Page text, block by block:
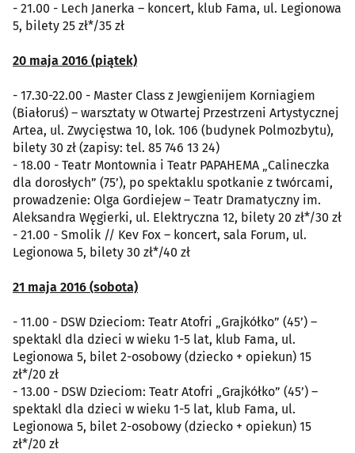
- 21.00 - Lech Janerka – koncert, klub Fama, ul. Legionowa
5, bilety 25 zł*/35 zł
20 maja 2016 (piątek)
- 17.30-22.00 - Master Class z Jewgienijem Korniagiem
(Białoruś) – warsztaty w Otwartej Przestrzeni Artystycznej
Artea, ul. Zwycięstwa 10, lok. 106 (budynek Polmozbytu),
bilety 30 zł (zapisy: tel. 85 746 13 24)
- 18.00 - Teatr Montownia i Teatr PAPAHEMA „Calineczka
dla dorosłych” (75’), po spektaklu spotkanie z twórcami,
prowadzenie: Olga Gordiejew – Teatr Dramatyczny im.
Aleksandra Węgierki, ul. Elektryczna 12, bilety 20 zł*/30 zł
- 21.00 - Smolik // Kev Fox – koncert, sala Forum, ul.
Legionowa 5, bilety 30 zł*/40 zł
21 maja 2016 (sobota)
- 11.00 - DSW Dzieciom: Teatr Atofri „Grajkółko” (45’) –
spektakl dla dzieci w wieku 1-5 lat, klub Fama, ul.
Legionowa 5, bilet 2-osobowy (dziecko + opiekun) 15
zł*/20 zł
- 13.00 - DSW Dzieciom: Teatr Atofri „Grajkółko” (45’) –
spektakl dla dzieci w wieku 1-5 lat, klub Fama, ul.
Legionowa 5, bilet 2-osobowy (dziecko + opiekun) 15
zł*/20 zł